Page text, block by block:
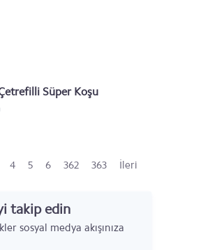
Süper Koşu
4 5 6 362 363 İleri
takip edin
sosyal medya akışınıza